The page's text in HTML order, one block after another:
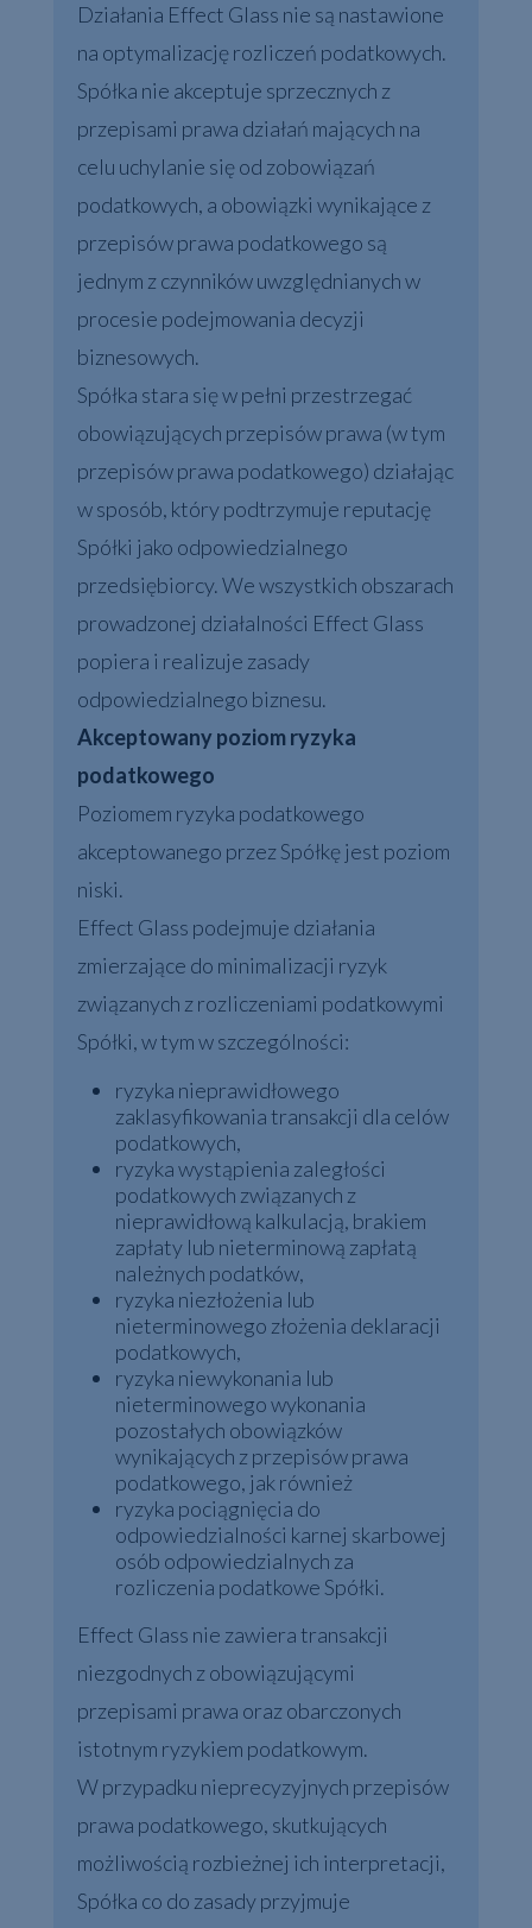
Działania Effect Glass nie są nastawione
na optymalizację rozliczeń podatkowych.
Spółka nie akceptuje sprzecznych z
przepisami prawa działań mających na
celu uchylanie się od zobowiązań
podatkowych, a obowiązki wynikające z
przepisów prawa podatkowego są
jednym z czynników uwzględnianych w
procesie podejmowania decyzji
biznesowych.
Spółka stara się w pełni przestrzegać
obowiązujących przepisów prawa (w tym
przepisów prawa podatkowego) działając
w sposób, który podtrzymuje reputację
Spółki jako odpowiedzialnego
przedsiębiorcy. We wszystkich obszarach
prowadzonej działalności Effect Glass
popiera i realizuje zasady
odpowiedzialnego biznesu.
Akceptowany poziom ryzyka
podatkowego
Poziomem ryzyka podatkowego
akceptowanego przez Spółkę jest poziom
niski.
Effect Glass podejmuje działania
zmierzające do minimalizacji ryzyk
związanych z rozliczeniami podatkowymi
Spółki, w tym w szczególności:
ryzyka nieprawidłowego
zaklasyfikowania transakcji dla celów
podatkowych,
ryzyka wystąpienia zaległości
podatkowych związanych z
nieprawidłową kalkulacją, brakiem
zapłaty lub nieterminową zapłatą
należnych podatków,
ryzyka niezłożenia lub
nieterminowego złożenia deklaracji
podatkowych,
ryzyka niewykonania lub
nieterminowego wykonania
pozostałych obowiązków
wynikających z przepisów prawa
podatkowego, jak również
ryzyka pociągnięcia do
odpowiedzialności karnej skarbowej
osób odpowiedzialnych za
rozliczenia podatkowe Spółki.
Effect Glass nie zawiera transakcji
niezgodnych z obowiązującymi
przepisami prawa oraz obarczonych
istotnym ryzykiem podatkowym.
W przypadku nieprecyzyjnych przepisów
prawa podatkowego, skutkujących
możliwością rozbieżnej ich interpretacji,
Spółka co do zasady przyjmuje